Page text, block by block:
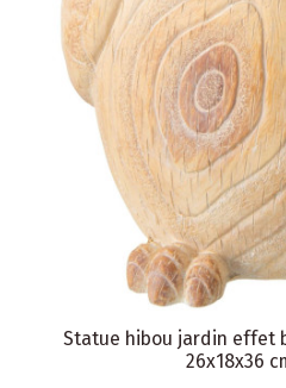
Statue hibou jardin effet
26x18x36